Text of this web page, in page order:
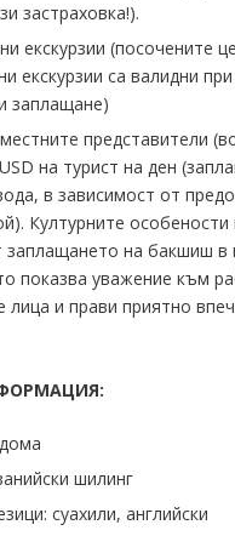
застраховка!).
екскурзии (посочените
екскурзии са валидни
заплащане)
представители
на турист на ден
в зависимост от
Културните
заплащането на бакшиш в
показва уважение към
лица и прави приятно
шилинг
суахили, английски